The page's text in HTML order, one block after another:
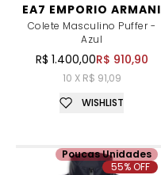
EA7 EMPORIO ARMANI
Colete Masculino Puffer -
Azul
R$ 1.400,00R$ 910,90
10 X R$ 91,09
WISHLIST
Poucas Unidades
55% OFF